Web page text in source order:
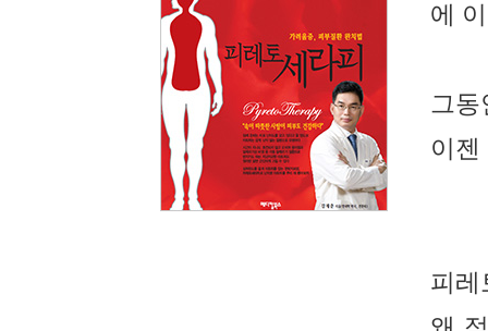
에
그동
이젠
피레